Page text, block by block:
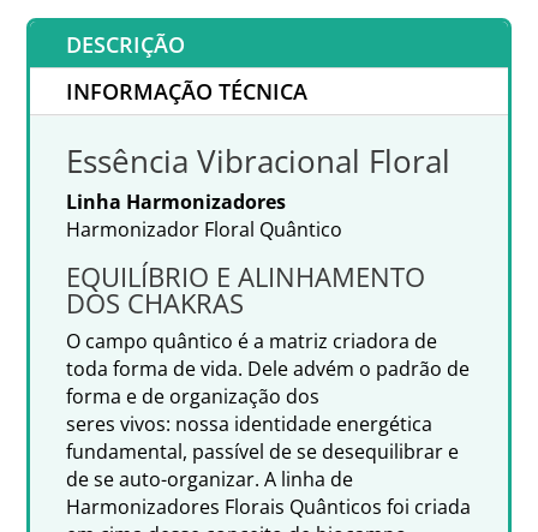
DESCRIÇÃO
INFORMAÇÃO TÉCNICA
Essência Vibracional Floral
Linha Harmonizadores
Harmonizador Floral Quântico
EQUILÍBRIO E ALINHAMENTO
DOS CHAKRAS
O campo quântico é a matriz criadora de
toda forma de vida. Dele advém o padrão de
forma e de organização dos
seres vivos: nossa identidade energética
fundamental, passível de se desequilibrar e
de se auto-organizar. A linha de
Harmonizadores Florais Quânticos foi criada